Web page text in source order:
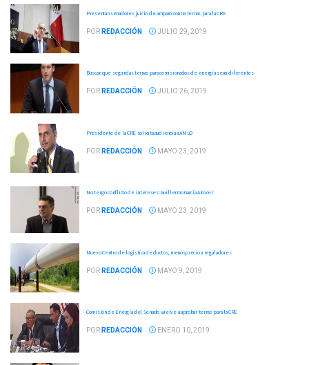
Presentan senadores juicio de amparo contra ternas para la CRE
POR REDACCIÓN JULIO 29, 2019
Buscan que segundas ternas para comisionados de energía sean diferentes
POR REDACCIÓN JULIO 26, 2019
Presidente de la CRE solicita audiencia a AMLO
POR REDACCIÓN MAYO 23, 2019
No tengo conflicto de intereses: Guillermo García Alcocer
POR REDACCIÓN MAYO 23, 2019
Nuevo Centro de logística de ductos, menosprecio a reguladores
POR REDACCIÓN MAYO 9, 2019
Comisión de Energía del Senado vuelve a aprobar ternas para la CRE
POR REDACCIÓN ENERO 10, 2019